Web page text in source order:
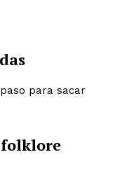
para sacar